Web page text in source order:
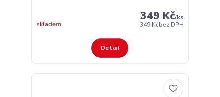
349 Kč/ks
349 Kčbez DPH
skladem
Detail